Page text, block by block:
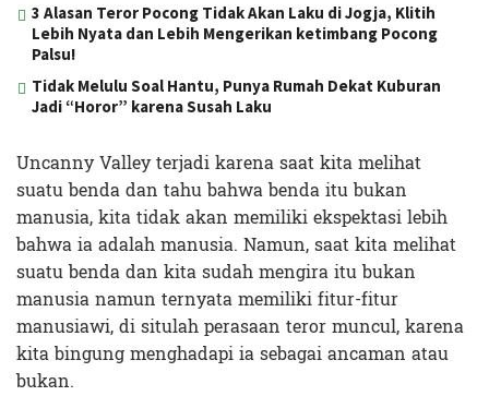
3 Alasan Teror Pocong Tidak Akan Laku di Jogja, Klitih
Lebih Nyata dan Lebih Mengerikan ketimbang Pocong
Palsu!
Tidak Melulu Soal Hantu, Punya Rumah Dekat Kuburan
Jadi “Horor” karena Susah Laku
Uncanny Valley terjadi karena saat kita melihat
suatu benda dan tahu bahwa benda itu bukan
manusia, kita tidak akan memiliki ekspektasi lebih
bahwa ia adalah manusia. Namun, saat kita melihat
suatu benda dan kita sudah mengira itu bukan
manusia namun ternyata memiliki fitur-fitur
manusiawi, di situlah perasaan teror muncul, karena
kita bingung menghadapi ia sebagai ancaman atau
bukan.